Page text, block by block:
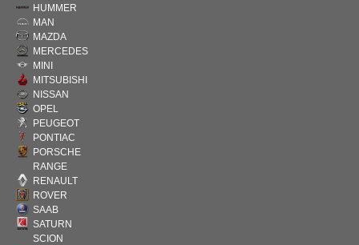
HUMMER
MAN
MAZDA
MERCEDES
MINI
MITSUBISHI
NISSAN
OPEL
PEUGEOT
PONTIAC
PORSCHE
RANGE
RENAULT
ROVER
SAAB
SATURN
SCION